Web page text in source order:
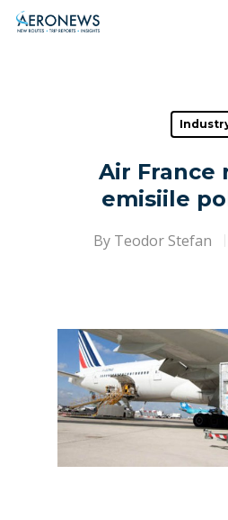
Hit enter to search or ESC
Air France
emisiile
By Teodor Stefan